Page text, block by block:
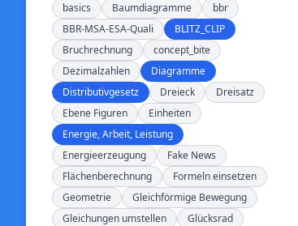
basics Baumdiagramme
bbr
BBR-MSA-ESA-Quali
BLITZ_CLIP
Bruchrechnung
concept_bite
Dezimalzahlen
Diagramme
Distributivgesetz
Dreieck
Dreisatz
Ebene Figuren
Einheiten
Energie, Arbeit, Leistung
Energieerzeugung
Fake News
Flächenberechnung
Formeln einsetzen
Geometrie
Gleichförmige Bewegung
Gleichungen umstellen
Glücksrad